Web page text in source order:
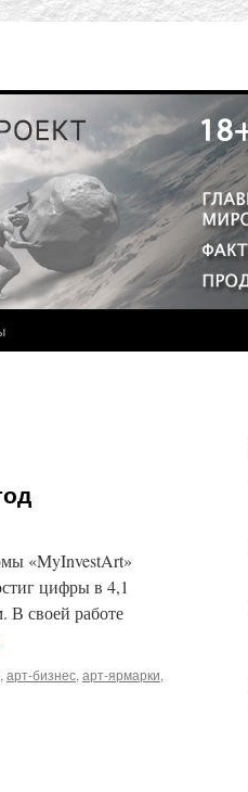
«MyInvestArt»
цифры в 4,1
В своей работе
, арт-бизнес, арт-ярмарки,